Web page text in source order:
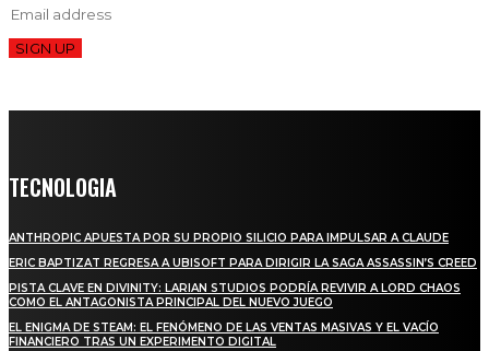
SIGN UP
TECNOLOGIA
ANTHROPIC APUESTA POR SU PROPIO SILICIO PARA IMPULSAR A CLAUDE
ERIC BAPTIZAT REGRESA A UBISOFT PARA DIRIGIR LA SAGA ASSASSIN’S CREED
PISTA CLAVE EN DIVINITY: LARIAN STUDIOS PODRÍA REVIVIR A LORD CHAOS
COMO EL ANTAGONISTA PRINCIPAL DEL NUEVO JUEGO
EL ENIGMA DE STEAM: EL FENÓMENO DE LAS VENTAS MASIVAS Y EL VACÍO
FINANCIERO TRAS UN EXPERIMENTO DIGITAL